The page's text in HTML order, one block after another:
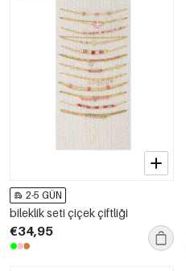
2-5 GÜN
bileklik seti çiçek çiftliği
€34,95